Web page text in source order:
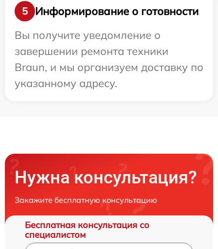
5
Информирование о готовности
Вы получите уведомление о
завершении ремонта техники
Braun, и мы организуем доставку по
указанному адресу.
Нужна консультация?
Закажите бесплатную консультацию
Бесплатная консультация со
специалистом